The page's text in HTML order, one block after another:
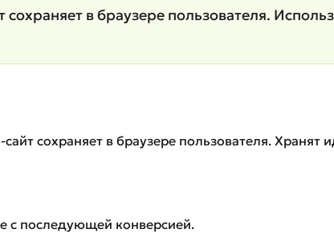
в браузере пользователя.
сохраняет в браузере пользователя. Хранят
с последующей конверсией.